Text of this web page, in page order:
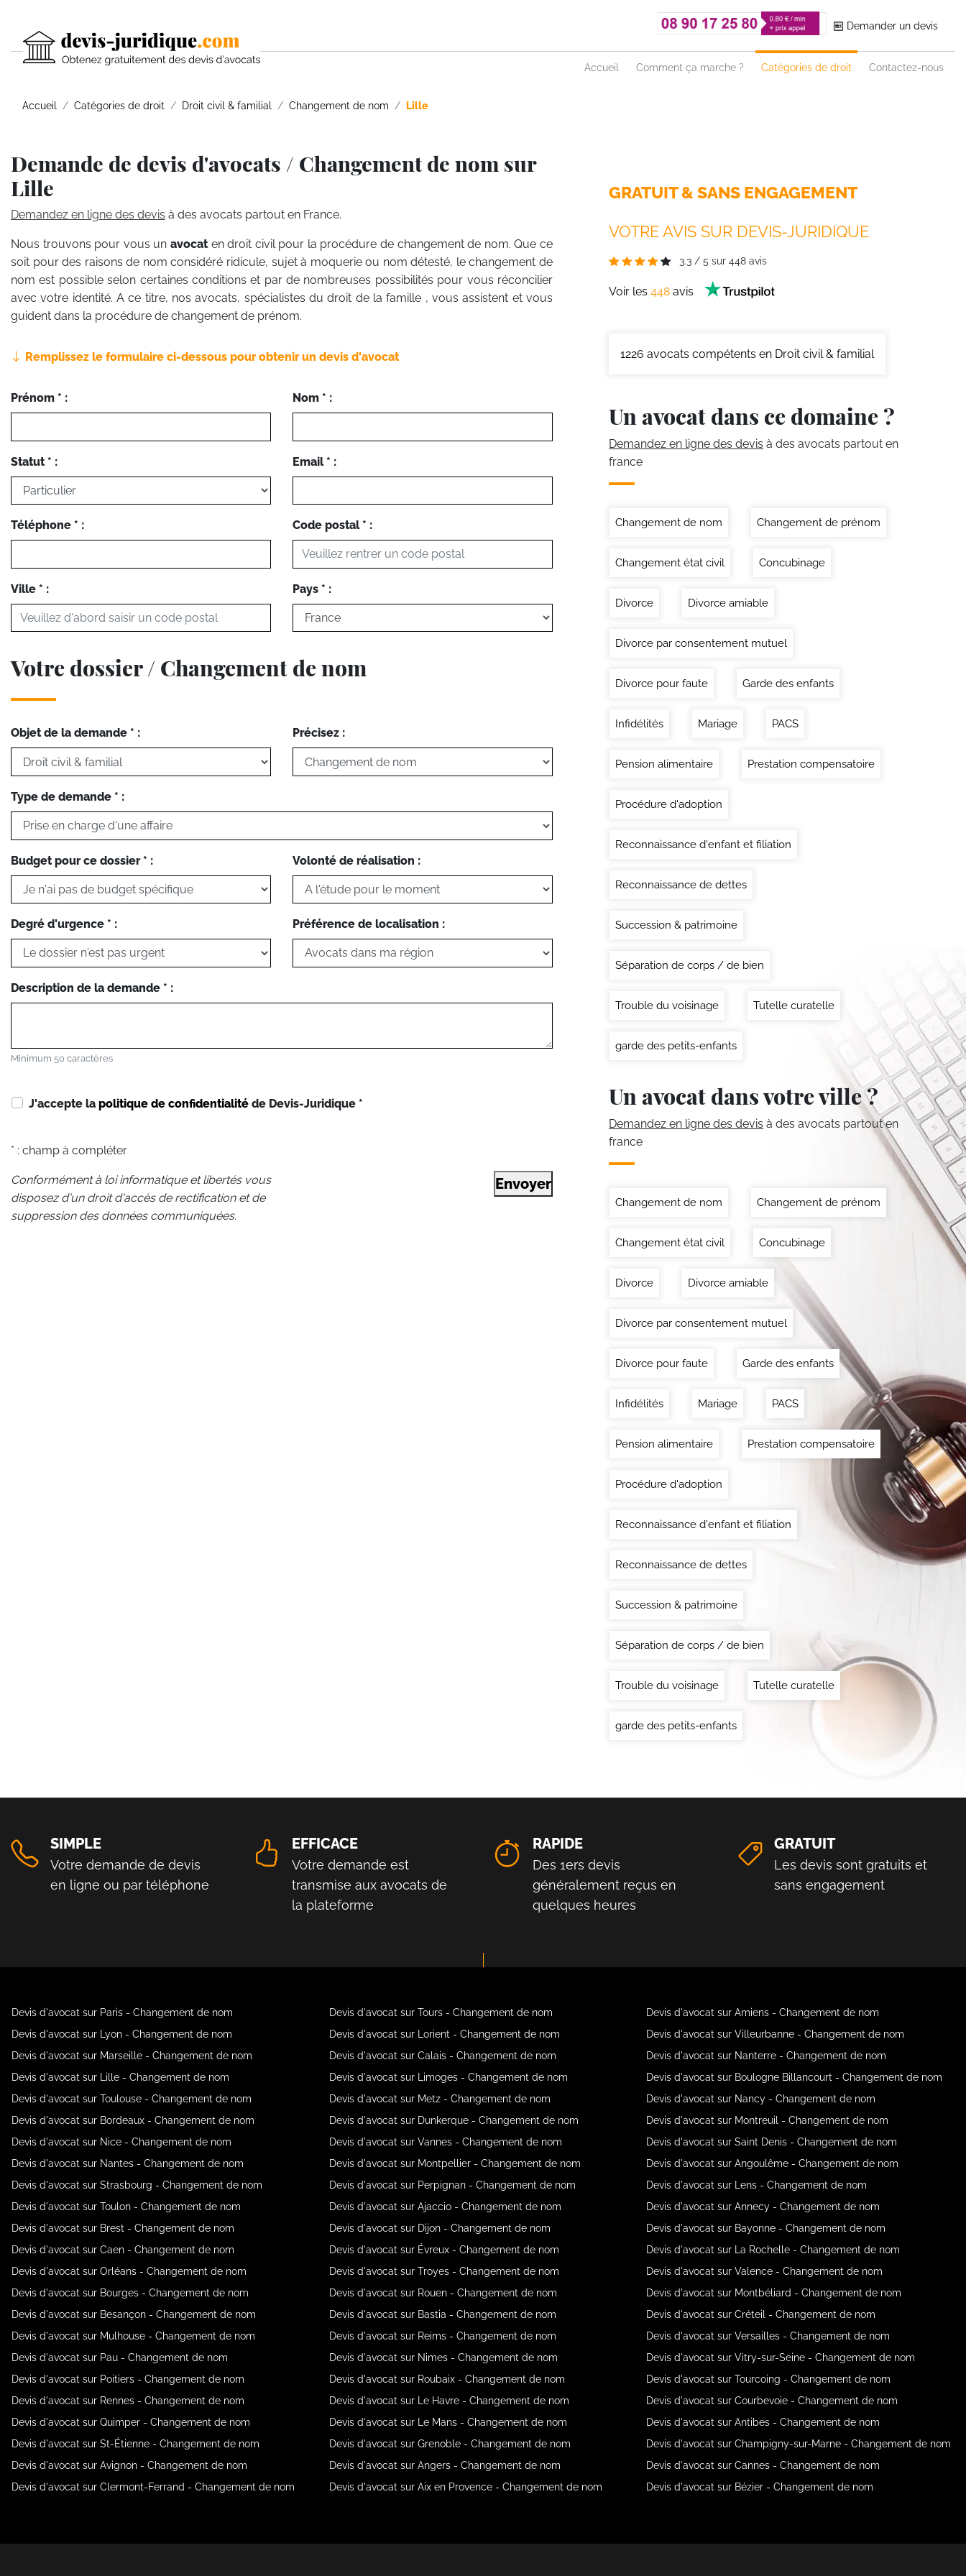
Demander un devis
Accueil Comment ça marche ? Catégories de droit Contactez-nous
Accueil Catégories de droit Droit civil & familial Changement de nom Lille
Demande de devis d'avocats / Changement de nom sur
Lille
Demandez en ligne des devis à des avocats partout en France.
Nous trouvons pour vous un avocat en droit civil pour la procédure de changement de nom. Que ce
soit pour des raisons de nom considéré ridicule, sujet à moquerie ou nom détesté, le changement de
nom est possible selon certaines conditions et par de nombreuses possibilités pour vous réconcilier
avec votre identité. A ce titre, nos avocats, spécialistes du droit de la famille , vous assistent et vous
guident dans la procédure de changement de prénom.
Remplissez le formulaire ci-dessous pour obtenir un devis d'avocat
Prénom * : Nom * :
Statut * : Email * :
Téléphone * : Code postal * :
Ville * : Pays * :
Votre dossier / Changement de nom
Objet de la demande * : Précisez :
Type de demande * :
Budget pour ce dossier * : Volonté de réalisation :
Degré d'urgence * : Préférence de localisation :
Description de la demande * :
Minimum 50 caractères
J'accepte la politique de confidentialité de Devis-Juridique *
* : champ à compléter
Conformément à loi informatique et libertés vous
disposez d'un droit d'accès de rectification et de
suppression des données communiquées.
Envoyer
GRATUIT & SANS ENGAGEMENT
VOTRE AVIS SUR DEVIS-JURIDIQUE
3.3 / 5 sur 448 avis
Voir les 448 avis
1226 avocats compétents en Droit civil & familial
Un avocat dans ce domaine ?
Demandez en ligne des devis à des avocats partout en
france
Changement de nom Changement de prénom
Changement état civil Concubinage
Divorce Divorce amiable
Divorce par consentement mutuel
Divorce pour faute Garde des enfants
Infidélités Mariage PACS
Pension alimentaire Prestation compensatoire
Procédure d'adoption
Reconnaissance d'enfant et filiation
Reconnaissance de dettes
Succession & patrimoine
Séparation de corps / de bien
Trouble du voisinage Tutelle curatelle
garde des petits-enfants
Un avocat dans votre ville ?
Demandez en ligne des devis à des avocats partout en
france
Changement de nom Changement de prénom
Changement état civil Concubinage
Divorce Divorce amiable
Divorce par consentement mutuel
Divorce pour faute Garde des enfants
Infidélités Mariage PACS
Pension alimentaire Prestation compensatoire
Procédure d'adoption
Reconnaissance d'enfant et filiation
Reconnaissance de dettes
Succession & patrimoine
Séparation de corps / de bien
Trouble du voisinage Tutelle curatelle
garde des petits-enfants
SIMPLE
Votre demande de devis
en ligne ou par téléphone
EFFICACE
Votre demande est
transmise aux avocats de
la plateforme
RAPIDE
Des 1ers devis
généralement reçus en
quelques heures
GRATUIT
Les devis sont gratuits et
sans engagement
Devis d'avocat sur Paris - Changement de nom
Devis d'avocat sur Lyon - Changement de nom
Devis d'avocat sur Marseille - Changement de nom
Devis d'avocat sur Lille - Changement de nom
Devis d'avocat sur Toulouse - Changement de nom
Devis d'avocat sur Bordeaux - Changement de nom
Devis d'avocat sur Nice - Changement de nom
Devis d'avocat sur Nantes - Changement de nom
Devis d'avocat sur Strasbourg - Changement de nom
Devis d'avocat sur Toulon - Changement de nom
Devis d'avocat sur Brest - Changement de nom
Devis d'avocat sur Caen - Changement de nom
Devis d'avocat sur Orléans - Changement de nom
Devis d'avocat sur Bourges - Changement de nom
Devis d'avocat sur Besançon - Changement de nom
Devis d'avocat sur Mulhouse - Changement de nom
Devis d'avocat sur Pau - Changement de nom
Devis d'avocat sur Poitiers - Changement de nom
Devis d'avocat sur Rennes - Changement de nom
Devis d'avocat sur Quimper - Changement de nom
Devis d'avocat sur St-Étienne - Changement de nom
Devis d'avocat sur Avignon - Changement de nom
Devis d'avocat sur Clermont-Ferrand - Changement de nom
Devis d'avocat sur Tours - Changement de nom
Devis d'avocat sur Lorient - Changement de nom
Devis d'avocat sur Calais - Changement de nom
Devis d'avocat sur Limoges - Changement de nom
Devis d'avocat sur Metz - Changement de nom
Devis d'avocat sur Dunkerque - Changement de nom
Devis d'avocat sur Vannes - Changement de nom
Devis d'avocat sur Montpellier - Changement de nom
Devis d'avocat sur Perpignan - Changement de nom
Devis d'avocat sur Ajaccio - Changement de nom
Devis d'avocat sur Dijon - Changement de nom
Devis d'avocat sur Évreux - Changement de nom
Devis d'avocat sur Troyes - Changement de nom
Devis d'avocat sur Rouen - Changement de nom
Devis d'avocat sur Bastia - Changement de nom
Devis d'avocat sur Reims - Changement de nom
Devis d'avocat sur Nimes - Changement de nom
Devis d'avocat sur Roubaix - Changement de nom
Devis d'avocat sur Le Havre - Changement de nom
Devis d'avocat sur Le Mans - Changement de nom
Devis d'avocat sur Grenoble - Changement de nom
Devis d'avocat sur Angers - Changement de nom
Devis d'avocat sur Aix en Provence - Changement de nom
Devis d'avocat sur Amiens - Changement de nom
Devis d'avocat sur Villeurbanne - Changement de nom
Devis d'avocat sur Nanterre - Changement de nom
Devis d'avocat sur Boulogne Billancourt - Changement de nom
Devis d'avocat sur Nancy - Changement de nom
Devis d'avocat sur Montreuil - Changement de nom
Devis d'avocat sur Saint Denis - Changement de nom
Devis d'avocat sur Angoulême - Changement de nom
Devis d'avocat sur Lens - Changement de nom
Devis d'avocat sur Annecy - Changement de nom
Devis d'avocat sur Bayonne - Changement de nom
Devis d'avocat sur La Rochelle - Changement de nom
Devis d'avocat sur Valence - Changement de nom
Devis d'avocat sur Montbéliard - Changement de nom
Devis d'avocat sur Créteil - Changement de nom
Devis d'avocat sur Versailles - Changement de nom
Devis d'avocat sur Vitry-sur-Seine - Changement de nom
Devis d'avocat sur Tourcoing - Changement de nom
Devis d'avocat sur Courbevoie - Changement de nom
Devis d'avocat sur Antibes - Changement de nom
Devis d'avocat sur Champigny-sur-Marne - Changement de nom
Devis d'avocat sur Cannes - Changement de nom
Devis d'avocat sur Bézier - Changement de nom